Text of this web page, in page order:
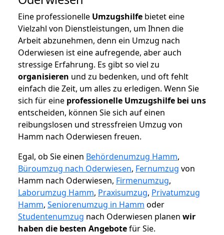
Eine professionelle Umzugshilfe bietet eine
Vielzahl von Dienstleistungen, um Ihnen die
Arbeit abzunehmen, denn ein Umzug nach
Oderwiesen ist eine aufregende, aber auch
stressige Erfahrung. Es gibt so viel zu
organisieren und zu bedenken, und oft fehlt
einfach die Zeit, um alles zu erledigen. Wenn Sie
sich für eine professionelle Umzugshilfe bei uns
entscheiden, können Sie sich auf einen
reibungslosen und stressfreien Umzug von
Hamm nach Oderwiesen freuen.
Egal, ob Sie einen Behördenumzug Hamm,
Büroumzug nach Oderwiesen, Fernumzug von
Hamm nach Oderwiesen, Firmenumzug,
Laborumzug Hamm, Praxisumzug, Privatumzug
Hamm, Seniorenumzug in Hamm oder
Studentenumzug nach Oderwiesen planen wir
haben die besten Angebotefür Sie.